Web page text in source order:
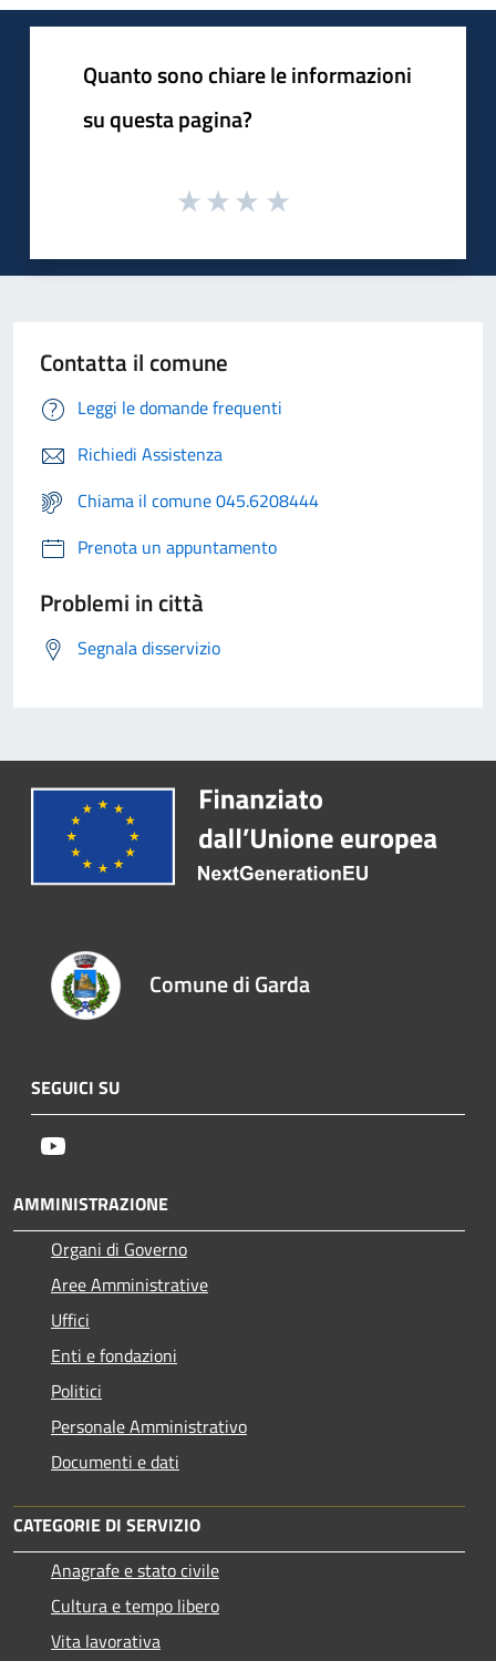
Quanto sono chiare le informazioni
su questa pagina?
Contatta il comune
Leggi le domande frequenti
Richiedi Assistenza
Chiama il comune 045.6208444
Prenota un appuntamento
Problemi in città
Segnala disservizio
Comune di Garda
SEGUICI SU
AMMINISTRAZIONE
Organi di Governo
Aree Amministrative
Uffici
Enti e fondazioni
Politici
Personale Amministrativo
Documenti e dati
CATEGORIE DI SERVIZIO
Anagrafe e stato civile
Cultura e tempo libero
Vita lavorativa